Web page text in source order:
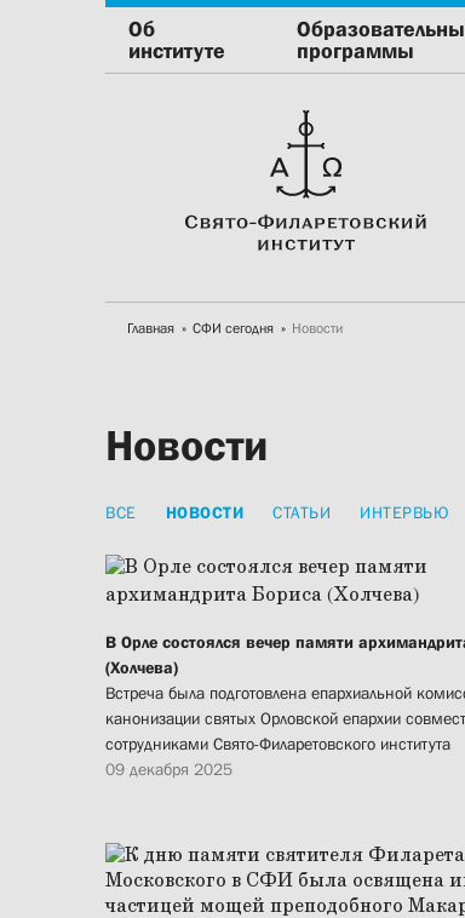
Об
институте
программы
Главная СФИ сегодня Новости
Новости
ВСЕ НОВОСТИ СТАТЬИ ИНТЕРВЬЮ
В Орле состоялся вечер памяти
(Холчева)
Встреча была подготовлена епархиальной
канонизации святых Орловской епархии
сотрудниками Свято-Филаретовского института
09 декабря 2025